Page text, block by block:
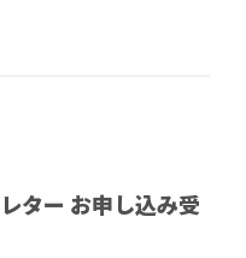
ター お申し込み受